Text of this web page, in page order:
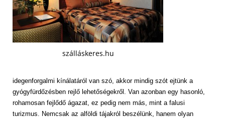
szálláskeres.hu
idegenforgalmi kínálatáról van szó, akkor mindig szót ejtünk a
gyógyfürdőzésben rejlő lehetőségekről. Van azonban egy hasonló,
rohamosan fejlődő ágazat, ez pedig nem más, mint a falusi
turizmus. Nemcsak az alföldi tájakról beszélünk, hanem olyan